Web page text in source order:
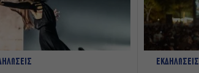
ΕΚΔΗΛΩΣΕΙΣ